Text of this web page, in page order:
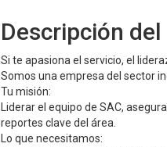
Descripción
Si te apasiona el servicio, el
Somos una empresa del sector
Tu misión:
Liderar el equipo de SAC,
reportes clave del área.
Lo que necesitamos: